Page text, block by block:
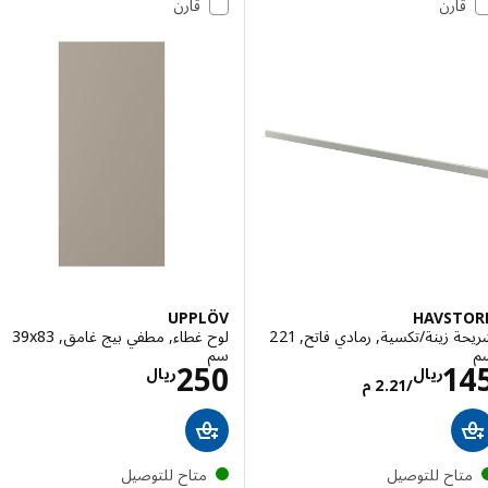
قارن
شريحة زينة/تكسية, رمادي فاتح, 221
ريال
/2.21 م الاسعار ريال 145/2.21 م
للتوصيل
قارن
UPPLÖV
لوح غطاء, مطفي بيج غامق, ‎39x83
ريال250 الاسعار ريال 250
متاح للتوصيل